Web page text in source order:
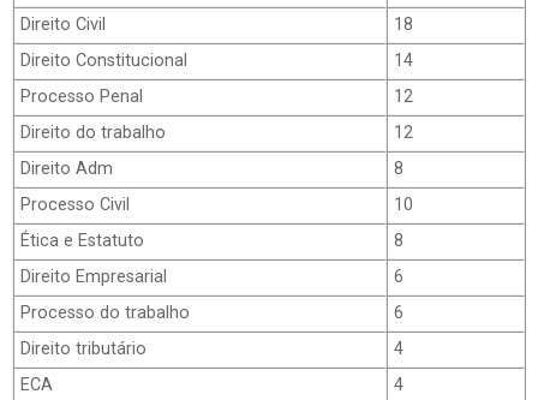
Direito Civil
18
Direito Constitucional
14
Processo Penal
12
Direito do trabalho
12
Direito Adm
8
Processo Civil
10
Ética e Estatuto
8
Direito Empresarial
6
Processo do trabalho
6
Direito tributário
4
ECA
4